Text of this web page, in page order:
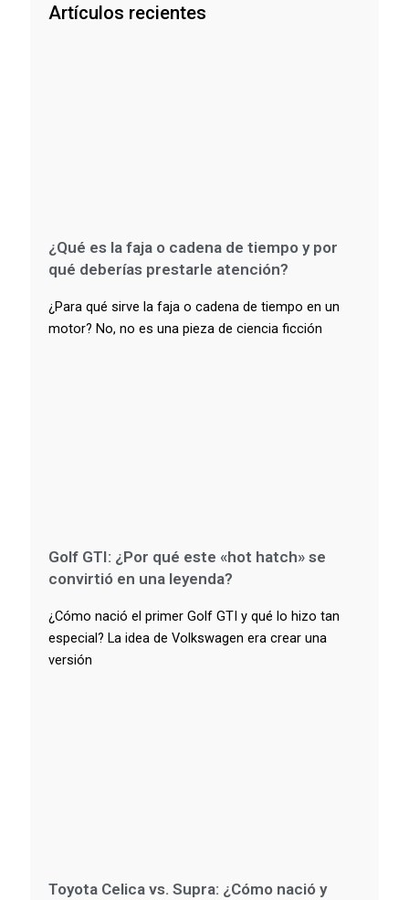
Artículos recientes
¿Qué es la faja o cadena de tiempo y por
qué deberías prestarle atención?
¿Para qué sirve la faja o cadena de tiempo en un
motor? No, no es una pieza de ciencia ficción
Golf GTI: ¿Por qué este «hot hatch» se
convirtió en una leyenda?
¿Cómo nació el primer Golf GTI y qué lo hizo tan
especial? La idea de Volkswagen era crear una
versión
Toyota Celica vs. Supra: ¿Cómo nació y